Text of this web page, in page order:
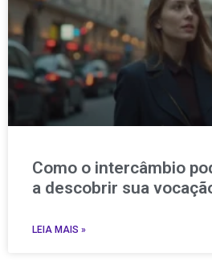
Como o intercâmbio
a descobrir sua
LEIA MAIS »